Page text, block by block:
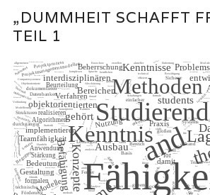
„DUMMHEIT SCHAFFT
TEIL 1